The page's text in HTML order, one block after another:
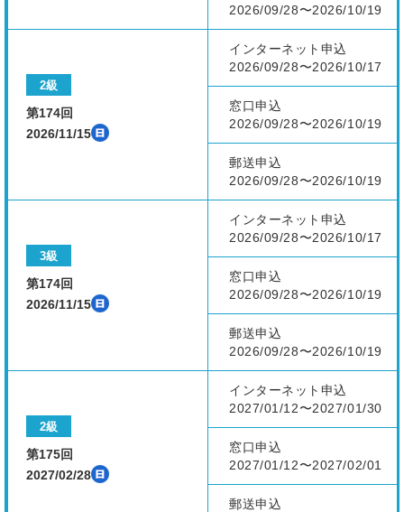
2026/09/28〜2026/10/19
2級
第174回
2026/11/15
インターネット申込
2026/09/28〜2026/10/17
窓口申込
2026/09/28〜2026/10/19
郵送申込
2026/09/28〜2026/10/19
3級
第174回
2026/11/15
インターネット申込
2026/09/28〜2026/10/17
窓口申込
2026/09/28〜2026/10/19
郵送申込
2026/09/28〜2026/10/19
2級
第175回
2027/02/28
インターネット申込
2027/01/12〜2027/01/30
窓口申込
2027/01/12〜2027/02/01
郵送申込